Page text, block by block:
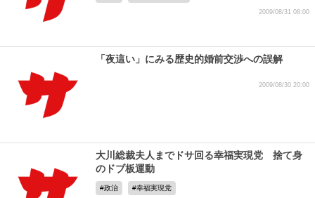
2009/08/31 08:00
「夜這い」にみる歴史的婚前交渉への誤解
2009/08/30 20:00
大川総裁夫人までドサ回る幸福実現党 捨て身
のドブ板運動
政治 幸福実現党